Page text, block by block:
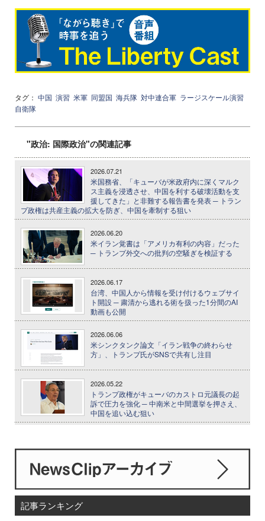
タグ： 中国 演習 米軍 同盟国 海兵隊 対中連合軍 ラージスケール演習
自衛隊
"政治: 国際政治"の関連記事
2026.07.21
米国務省、「キューバが米政府内に深くマルク
ス主義を浸透させ、中国を利する破壊活動を支
援してきた」と非難する報告書を発表 ─ トラン
プ政権は共産主義の拡大を防ぎ、中国を牽制する狙い
2026.06.20
米イラン覚書は「アメリカ有利の内容」だった
─ トランプ外交への批判の空騒ぎを検証する
2026.06.17
台湾、中国人から情報を受け付けるウェブサイ
ト開設 ─ 粛清から逃れる術を扱った1分間のAI
動画も公開
2026.06.06
米シンクタンク論文「イラン戦争の終わらせ
方」、トランプ氏がSNSで共有し注目
2026.05.22
トランプ政権がキューバのカストロ元議長の起
訴で圧力を強化 ─ 中南米と中間選挙を押さえ、
中国を追い込む狙い
記事ランキング